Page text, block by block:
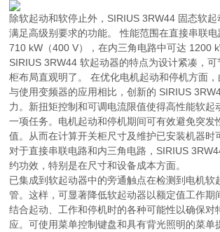
除软起动和软停止外，SIRIUS 3RW44 固态软
满足高级别要求的功能。 性能范围在直接串联电
710 kW（400 V），在内三角电路中可达 1200
SIRIUS 3RW44 软起动器的特点为设计紧凑，可
柜布局直观明了。 在优化电机起动和停机方面，
与使用变频器的应用相比，创新的 SIRIUS
力。新扭矩控制和可调电流限值使得高性能软起
一项任务。电机起动和停机期间可有效避免突发
值。从而在计算开关柜尺寸及维护已安装机器时
对于直接串联电路和内三角电路，SIRIUS
约功效，特别是在尺寸和设备成本方面。
已集成到软起动器中的旁通触点在检测到电机软
管。这样，可显著降低软起动器以额定值工作期
结合起动、工作和停机时的各种可能性以确保对
应。可使用菜单控制键盘和具有背光照明的菜单